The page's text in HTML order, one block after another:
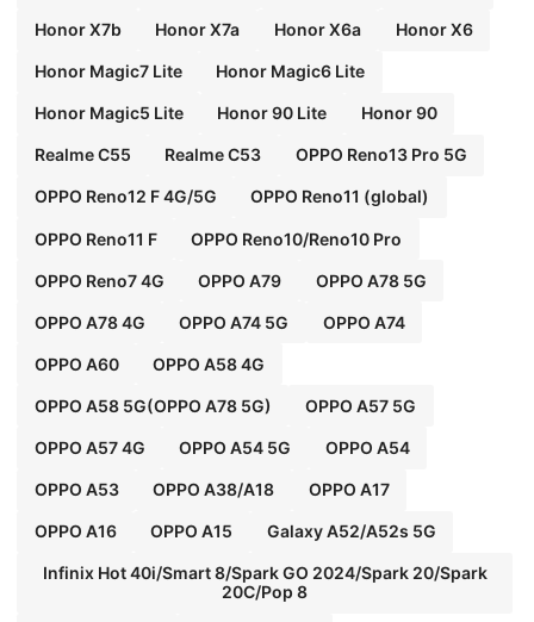
Honor X7b Honor X7a Honor X6a Honor X6
Honor Magic7 Lite Honor Magic6 Lite
Honor Magic5 Lite Honor 90 Lite Honor 90
Realme C55 Realme C53 OPPO Reno13 Pro 5G
OPPO Reno12 F 4G/5G OPPO Reno11 (global)
OPPO Reno11 F OPPO Reno10/Reno10 Pro
OPPO Reno7 4G OPPO A79 OPPO A78 5G
OPPO A78 4G OPPO A74 5G OPPO A74
OPPO A60 OPPO A58 4G
OPPO A58 5G(OPPO A78 5G) OPPO A57 5G
OPPO A57 4G OPPO A54 5G OPPO A54
OPPO A53 OPPO A38/A18 OPPO A17
OPPO A16 OPPO A15 Galaxy A52/A52s 5G
Infinix Hot 40i/Smart 8/Spark GO 2024/Spark 20/Spark
20C/Pop 8